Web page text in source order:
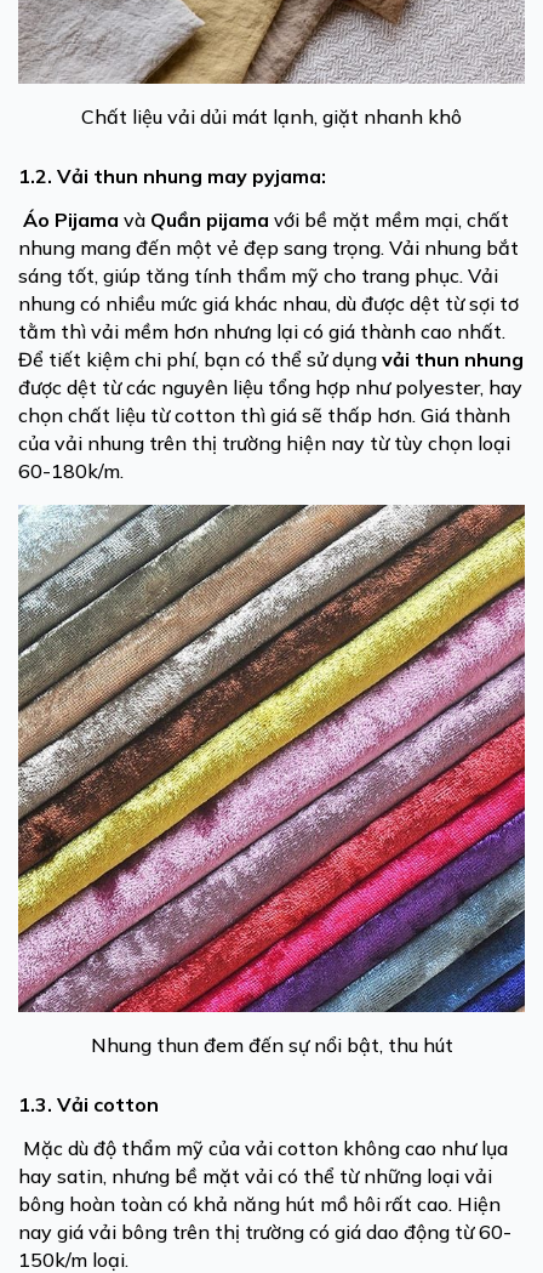
Chất liệu vải dủi mát lạnh, giặt nhanh khô
1.2. Vải thun nhung may pyjama:
Áo Pijama và Quần pijama với bề mặt mềm mại, chất
nhung mang đến một vẻ đẹp sang trọng. Vải nhung bắt
sáng tốt, giúp tăng tính thẩm mỹ cho trang phục. Vải
nhung có nhiều mức giá khác nhau, dù được dệt từ sợi tơ
tằm thì vải mềm hơn nhưng lại có giá thành cao nhất.
Để tiết kiệm chi phí, bạn có thể sử dụng vải thun nhung
được dệt từ các nguyên liệu tổng hợp như polyester, hay
chọn chất liệu từ cotton thì giá sẽ thấp hơn. Giá thành
của vải nhung trên thị trường hiện nay từ tùy chọn loại
60-180k/m.
Nhung thun đem đến sự nổi bật, thu hút
1.3. Vải cotton
Mặc dù độ thẩm mỹ của vải cotton không cao như lụa
hay satin, nhưng bề mặt vải có thể từ những loại vải
bông hoàn toàn có khả năng hút mồ hôi rất cao. Hiện
nay giá vải bông trên thị trường có giá dao động từ 60-
150k/m loại.